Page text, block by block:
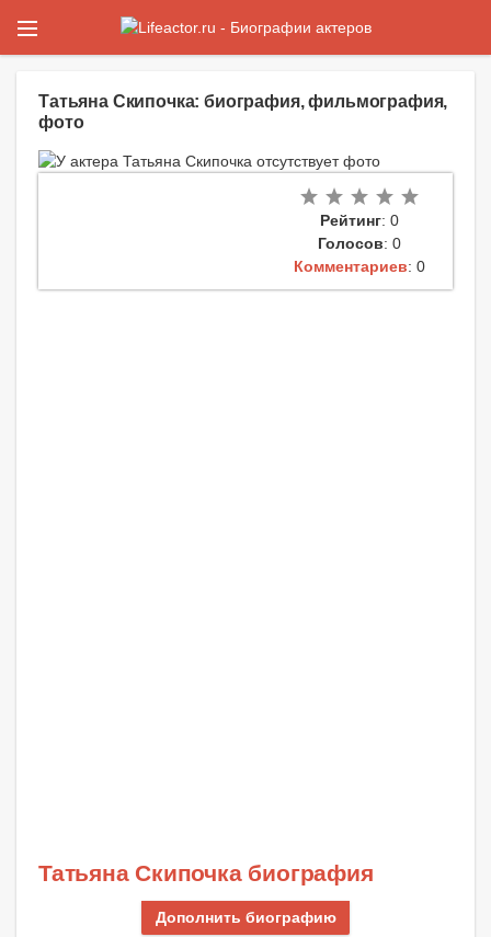
Татьяна Скипочка: биография, фильмография,
фото
Рейтинг: 0
Голосов: 0
Комментариев: 0
Татьяна Скипочка биография
Дополнить биографию